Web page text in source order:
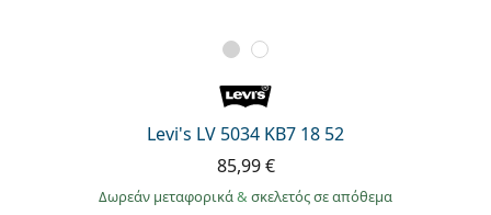
Levi's LV 5034 KB7 18 52
85,99 €
Δωρεάν μεταφορικά& σκελετός σε απόθεμα